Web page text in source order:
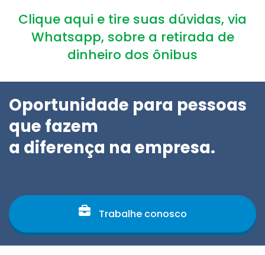
Clique aqui e tire suas dúvidas, via
Whatsapp, sobre a retirada de
dinheiro dos ônibus
Oportunidade para pessoas
que fazem
a diferença na empresa.
Trabalhe conosco